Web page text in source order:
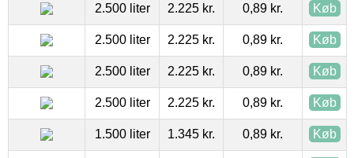
2.500 liter 2.225 kr. 0,89 kr. Køb
2.500 liter 2.225 kr. 0,89 kr. Køb
2.500 liter 2.225 kr. 0,89 kr. Køb
2.500 liter 2.225 kr. 0,89 kr. Køb
1.500 liter 1.345 kr. 0,89 kr. Køb